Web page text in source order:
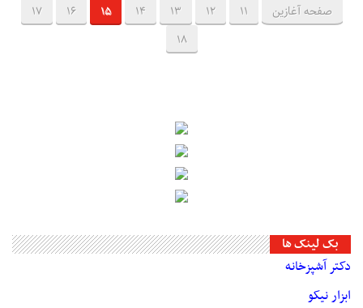
صفحه آغازین 11
12
13
14
15
16
17
18
بک لینک ها
دکتر آشپزخانه
ابزار نیکو